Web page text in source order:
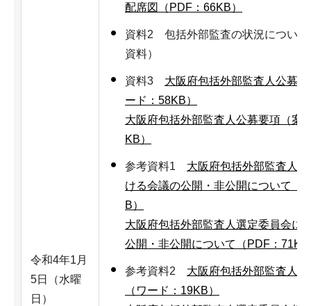
令和4年1月
5日（水曜
日）
配席図（PDF：66KB）
資料2 包括外部監査の状況について
資料）
資料3 大阪府包括外部監査人公募
ード：58KB）
大阪府包括外部監査人公募要項（案
KB）
参考資料1 大阪府包括外部監査人
ける会議の公開・非公開について（
B）
大阪府包括外部監査人選定委員会に
公開・非公開について（PDF：71KB
参考資料2 大阪府包括外部監査人
（ワード：19KB）